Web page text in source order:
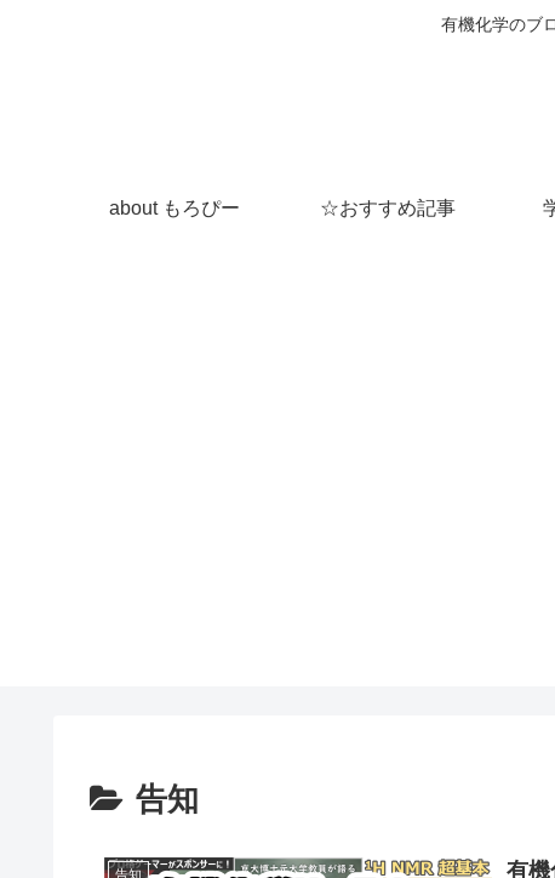
有機化学のブ
about もろぴー ☆おすすめ記事
告知
告知
有